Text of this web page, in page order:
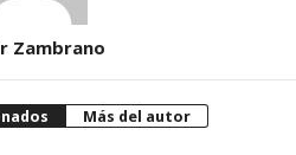
Zambrano
Más del autor